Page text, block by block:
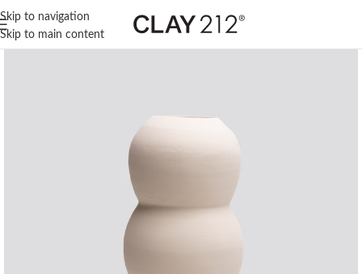
Skip to navigation
Skip to main content